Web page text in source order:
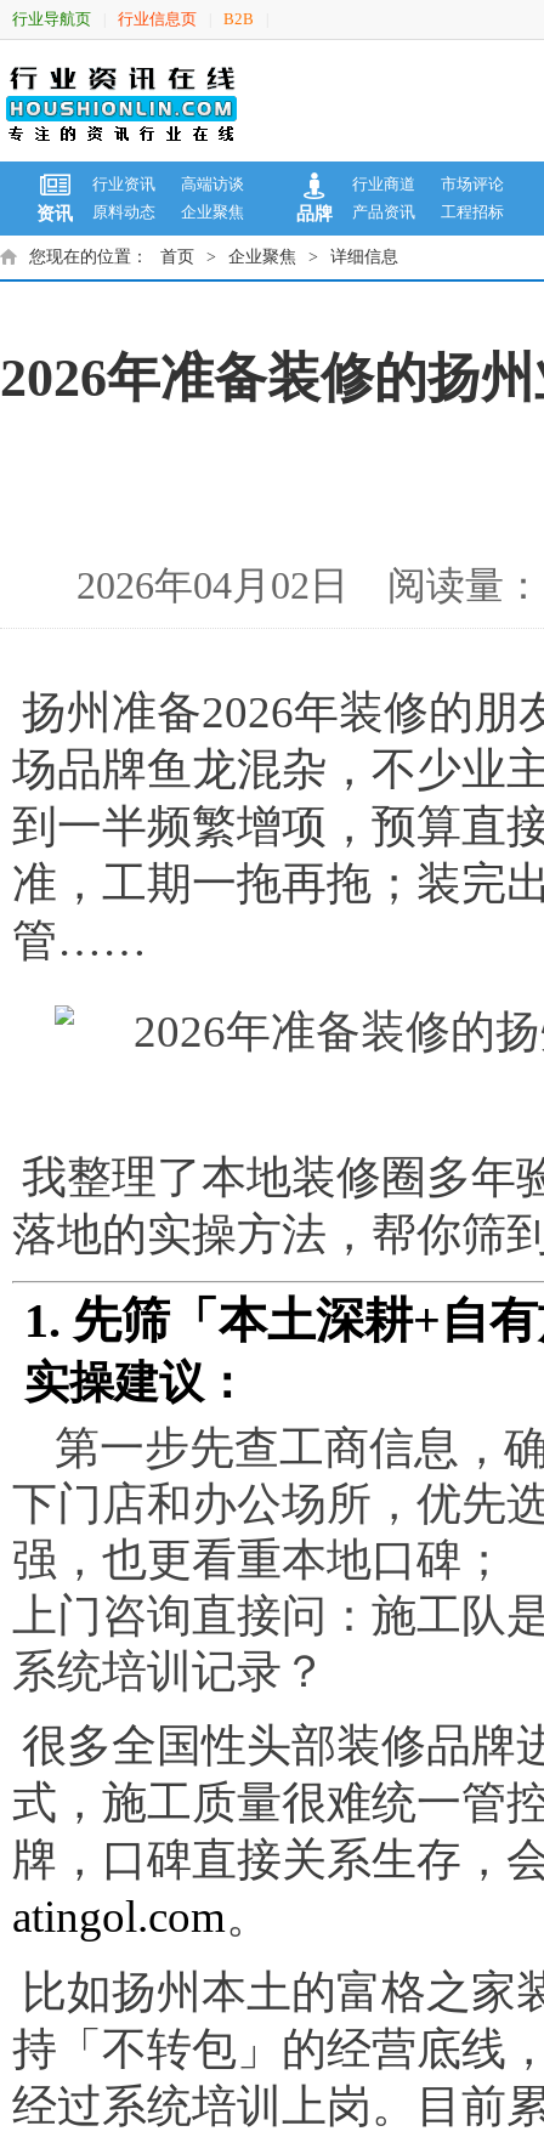
行业导航页 行业信息页 B2B
资讯
行业资讯
高端访谈
原料动态
企业聚焦 品牌
行业商道
市场评论
产品资讯
工程招标
您现在的位置： 首页 > 企业聚焦 > 详细信息
2026年准备装修的扬
2026年04月02日 阅读
扬州准备2026年装修的
场品牌鱼龙混杂，不少业
到一半频繁增项，预算直
准，工期一拖再拖；装完
管……
我整理了本地装修圈多年
落地的实操方法，帮你筛
1. 先筛「本土深耕+自
实操建议：
第一步先查工商信息，
下门店和办公场所，优先
强，也更看重本地口碑；
上门咨询直接问：施工队
系统培训记录？
很多全国性头部装修品牌
式，施工质量很难统一管
牌，口碑直接关系生存，
atingol.com。
比如扬州本土的富格之家
持「不转包」的经营底线
经过系统培训上岗。目前